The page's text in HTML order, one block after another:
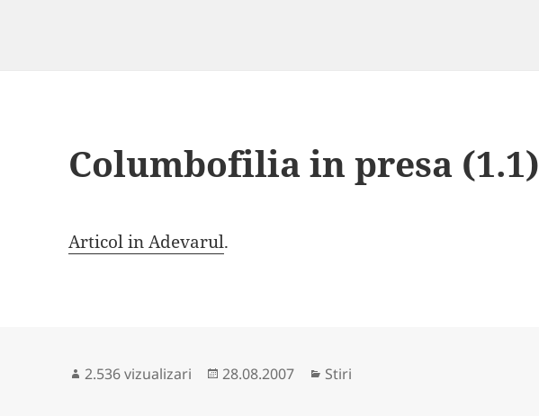
Columbofilia in presa (1.1)
Articol in Adevarul.
2.536 vizualizari
Publicat
28.08.2007 Categorii
Stiri